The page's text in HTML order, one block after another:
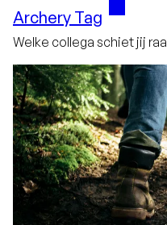
Archery Tag
Welke collega schiet jij